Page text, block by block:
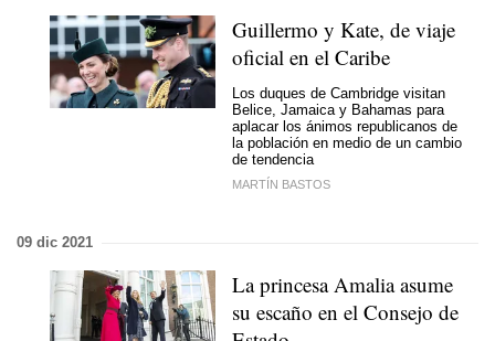
Guillermo y Kate, de viaje
oficial en el Caribe
Los duques de Cambridge visitan
Belice, Jamaica y Bahamas para
aplacar los ánimos republicanos de
la población en medio de un cambio
de tendencia
MARTÍN BASTOS
09 dic 2021
La princesa Amalia asume
su escaño en el Consejo de